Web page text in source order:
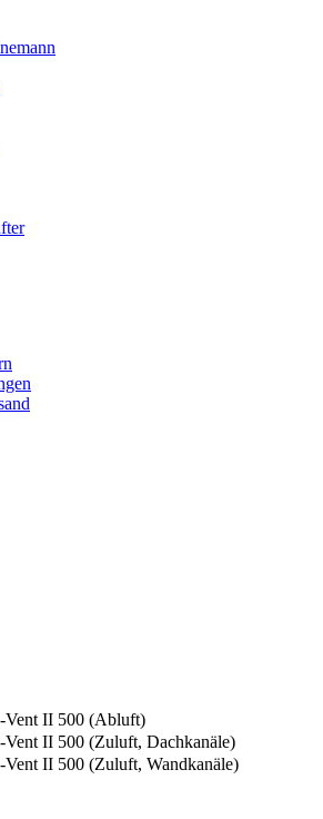
Vent II 500 (Abluft)
Vent II 500 (Zuluft, Dachkanäle)
II 500 (Zuluft, Wandkanäle)